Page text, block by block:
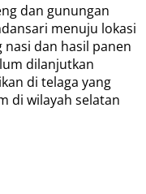
dan gunungan
menuju lokasi
nasi dan hasil panen
dilanjutkan
di telaga yang
di wilayah selatan